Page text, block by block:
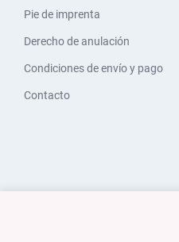
Pie de imprenta
Derecho de anulación
Condiciones de envío y pago
Contacto